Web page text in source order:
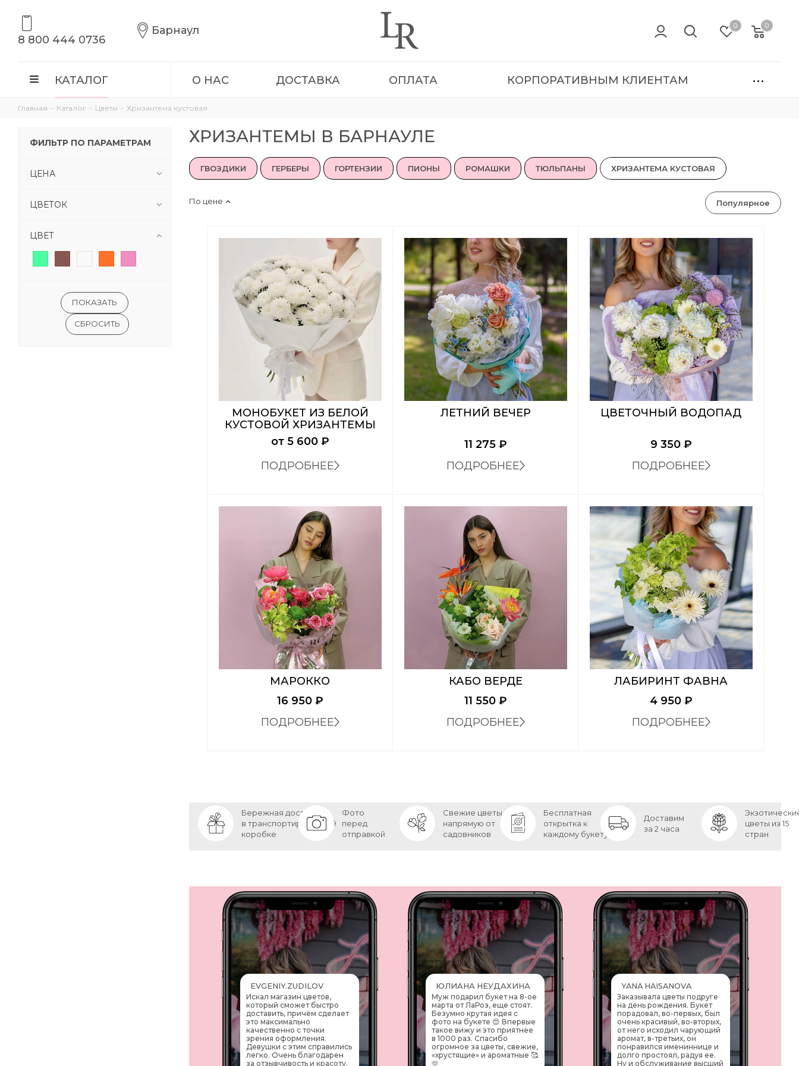
8 800 444 0736
Барнаул 0 0
КАТАЛОГ О НАС ДОСТАВКА ОПЛАТА КОРПОРАТИВНЫМ КЛИЕНТАМ
Главная - Каталог - Цветы - Хризантема кустовая
ХРИЗАНТЕМЫ В БАРНАУЛЕ
ГВОЗДИКИ ГЕРБЕРЫ ГОРТЕНЗИИ ПИОНЫ РОМАШКИ ТЮЛЬПАНЫ ХРИЗАНТЕМА КУСТОВАЯ
По цене Популярное
МОНОБУКЕТ ИЗ БЕЛОЙ
КУСТОВОЙ ХРИЗАНТЕМЫ
от 5 600 ₽
ПОДРОБНЕЕ
ЛЕТНИЙ ВЕЧЕР
11 275₽
ПОДРОБНЕЕ
ЦВЕТОЧНЫЙ ВОДОПАД
9 350₽
ПОДРОБНЕЕ
МАРОККО
16 950₽
ПОДРОБНЕЕ
КАБО ВЕРДЕ
11 550₽
ПОДРОБНЕЕ
ЛАБИРИНТ ФАВНА
4 950₽
ПОДРОБНЕЕ
Бережная доставка
в транспортировочной
коробке
Фото
перед
отправкой
Свежие цветы
напрямую от
садовников
Бесплатная
открытка к
каждому букету
Доставим
за 2 часа
цветы из 15
стран
EVGENIY.ZUDILOV
Искал магазин цветов,
который сможет быстро
доставить, причём сделает
это максимально
качественно с точки
зрения оформления.
Девушки с этим справились
легко. Очень благодарен
за отзывчивость и красоту.
ЮЛИАНА НЕУДАХИНА
Муж подарил букет на 8-ое
марта от ЛаРоз, еще стоят.
Безумно крутая идея с
фото на букете 😍 Впервые
такое вижу и это приятнее
в 1000 раз. Спасибо
огромное за цветы, свежие,
«хрустящие» и ароматные 🥰
🫶
YANA HAISANOVA
Заказывала цветы подруге
на день рождения. Букет
порадовал, во-первых, был
очень красивый, во-вторых,
от него исходил чарующий
аромат, в-третьих, он
понравился имениннице и
долго простоял, радуя ее.
Ну и обслуживание высший
ФИЛЬТР ПО ПАРАМЕТРАМ
ЦЕНА
ЦВЕТОК
ЦВЕТ
СБРОСИТЬ